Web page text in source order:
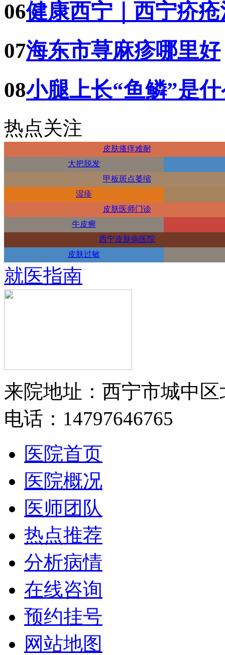
06健康西宁｜西宁疥
07海东市荨麻疹哪里好
08小腿上长“鱼鳞”是
热点关注
皮肤瘙痒难耐
大把脱发
甲板斑点萎缩
湿疹
皮肤医师门诊
牛皮癣
西宁皮肤病医院
皮肤过敏
就医指南
来院地址：西宁市城中区
电话：14797646765
医院首页
医院概况
医师团队
热点推荐
分析病情
在线咨询
预约挂号
网站地图